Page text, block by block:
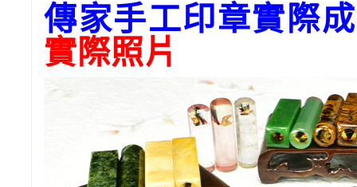
傳家手工印章實際
實際照片